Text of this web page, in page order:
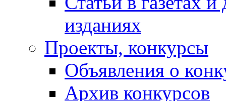
изданиях
Проекты, конкурсы
Объявления о
Архив конкурсов